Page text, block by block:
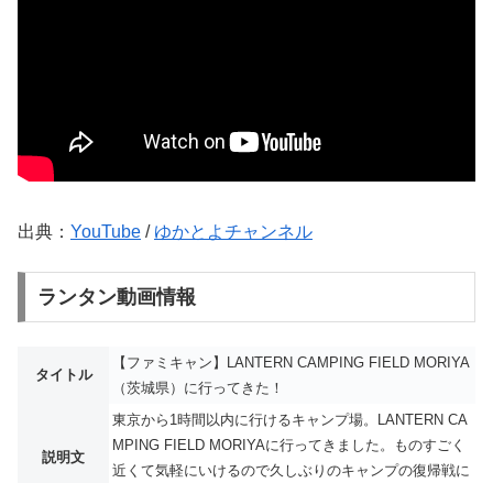
出典： YouTube / ゆかとよチャンネル
ランタン動画情報
タイトル
【ファミキャン】LANTERN CAMPING FIELD MORIYA
（茨城県）に行ってきた！
説明文
東京から1時間以内に行けるキャンプ場。LANTERN CA
MPING FIELD MORIYAに行ってきました。ものすごく
近くて気軽にいけるので久しぶりのキャンプの復帰戦に